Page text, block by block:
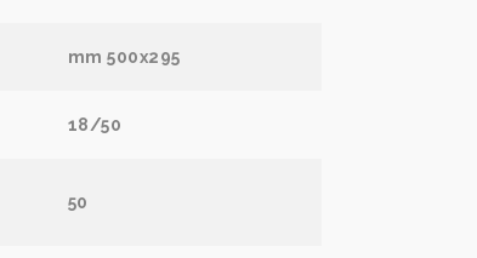
mm 500x295
18/50
50